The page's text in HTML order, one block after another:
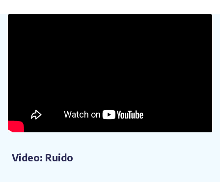
Video: Ruido